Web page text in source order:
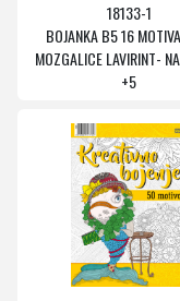
18133-1
BOJANKA B5 16
MOZGALICE LAVIRINT-
+5